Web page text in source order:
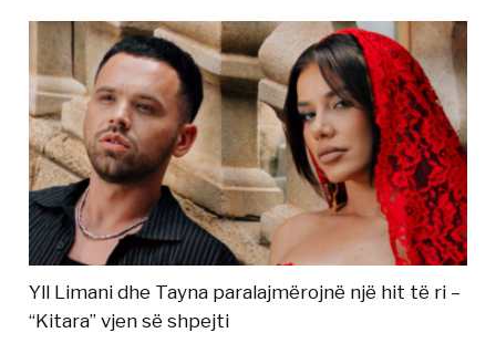
Yll Limani dhe Tayna paralajmërojnë një hit të ri –
“Kitara” vjen së shpejti